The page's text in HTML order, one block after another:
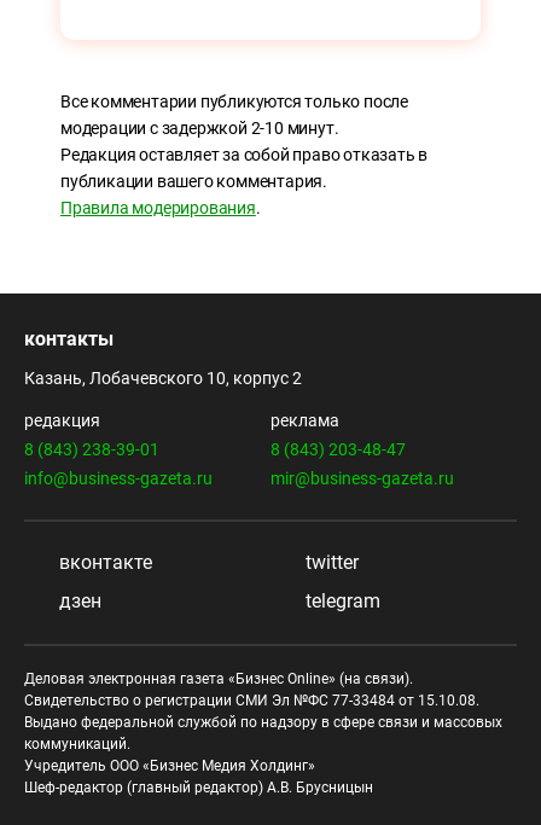
Все комментарии публикуются только после
модерации с задержкой 2-10 минут.
Редакция оставляет за собой право отказать в
публикации вашего комментария.
Правила модерирования.
контакты
Казань, Лобачевского 10, корпус 2
редакция
8 (843) 238-39-01
info@business-gazeta.ru
реклама
8 (843) 203-48-47
mir@business-gazeta.ru
вконтакте
twitter
дзен
telegram
Деловая электронная газета «Бизнес Online» (на связи).
Свидетельство о регистрации СМИ Эл №ФС 77-33484 от 15.10.08.
Выдано федеральной службой по надзору в сфере связи и массовых
коммуникаций.
Учредитель ООО «Бизнес Медия Холдинг»
Шеф-редактор (главный редактор) А.В. Брусницын